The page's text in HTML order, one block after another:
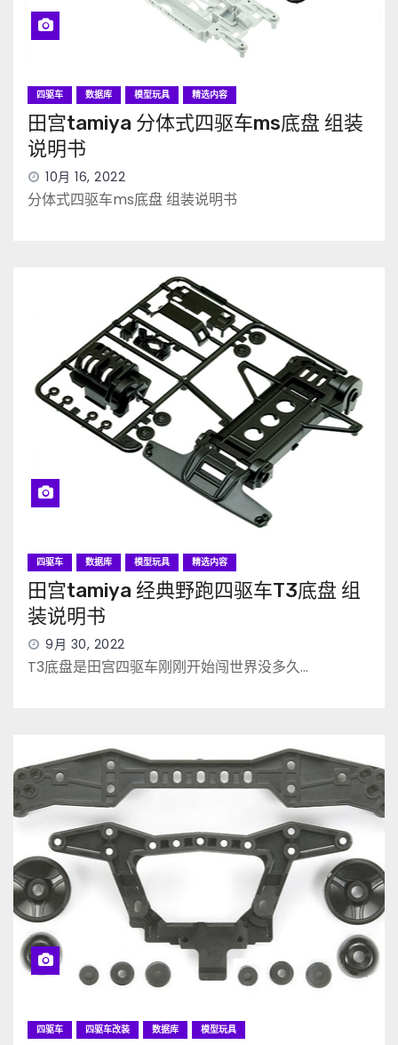
四驱车 数据库 模型玩具 精选内容
田宫tamiya 分体式四驱车ms底盘 组装
说明书
10月 16, 2022
分体式四驱车ms底盘 组装说明书
四驱车 数据库 模型玩具 精选内容
田宫tamiya 经典野跑四驱车T3底盘 组
装说明书
9月 30, 2022
T3底盘是田宫四驱车刚刚开始闯世界没多久…
四驱车 四驱车改装 数据库 模型玩具